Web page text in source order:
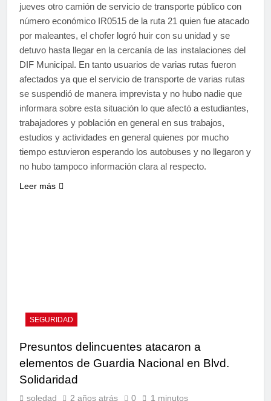
jueves otro camión de servicio de transporte público con
número económico IR0515 de la ruta 21 quien fue atacado
por maleantes, el chofer logró huir con su unidad y se
detuvo hasta llegar en la cercanía de las instalaciones del
DIF Municipal. En tanto usuarios de varias rutas fueron
afectados ya que el servicio de transporte de varias rutas
se suspendió de manera imprevista y no hubo nadie que
informara sobre esta situación lo que afectó a estudiantes,
trabajadores y población en general en sus trabajos,
estudios y actividades en general quienes por mucho
tiempo estuvieron esperando los autobuses y no llegaron y
no hubo tampoco información clara al respecto.
Leer más
SEGURIDAD
Presuntos delincuentes atacaron a
elementos de Guardia Nacional en Blvd.
Solidaridad
soledad 2 años atrás 0 1 minutos